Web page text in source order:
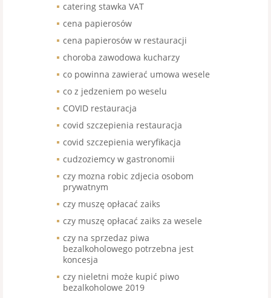
catering stawka VAT
cena papierosów
cena papierosów w restauracji
choroba zawodowa kucharzy
co powinna zawierać umowa wesele
co z jedzeniem po weselu
COVID restauracja
covid szczepienia restauracja
covid szczepienia weryfikacja
cudzoziemcy w gastronomii
czy mozna robic zdjecia osobom
prywatnym
czy muszę opłacać zaiks
czy muszę opłacać zaiks za wesele
czy na sprzedaz piwa
bezalkoholowego potrzebna jest
koncesja
czy nieletni może kupić piwo
bezalkoholowe 2019